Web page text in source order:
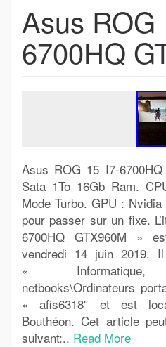
Asus ROG
6700HQ
Asus ROG 15 I7-
Sata 1To 16Gb Ram.
Mode Turbo. GPU :
pour passer sur un fixe.
6700HQ GTX960M »
vendredi 14 juin 2019.
« Informatique,
netbooks\Ordinateurs
« afis6318″ et est
Bouthéon. Cet article
suivant:.. Read More